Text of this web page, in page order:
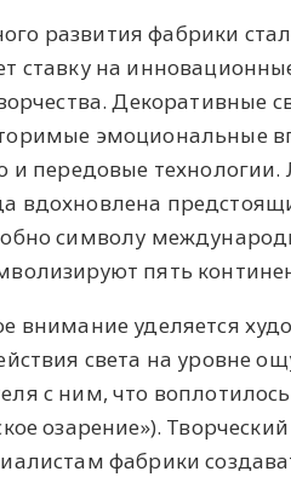
развития фабрики
ставку на
Декоративные
эмоциональные
и передовые
вдохновлена
символу
пять
внимание уделяется
света на уровне
с ним, что
озарение»).
фабрики